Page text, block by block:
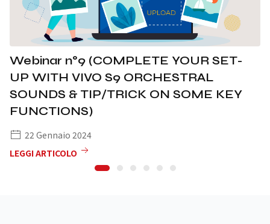
Webinar n°9 (COMPLETE YOUR SET-
UP WITH VIVO S9 ORCHESTRAL
SOUNDS & TIP/TRICK ON SOME KEY
FUNCTIONS)
22 Gennaio 2024
LEGGI ARTICOLO